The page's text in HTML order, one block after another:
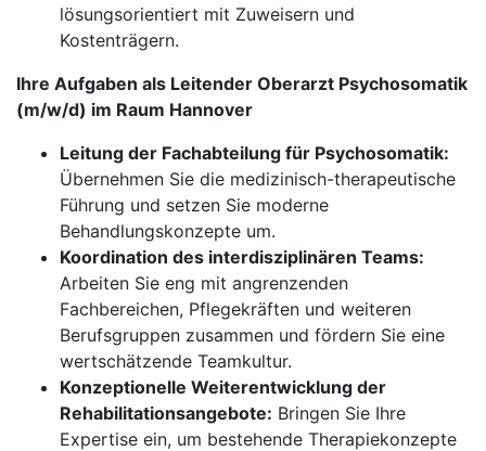
lösungsorientiert mit Zuweisern und
Kostenträgern.
Ihre Aufgaben als Leitender Oberarzt Psychosomatik
(m/w/d) im Raum Hannover
Leitung der Fachabteilung für Psychosomatik:
Übernehmen Sie die medizinisch-therapeutische
Führung und setzen Sie moderne
Behandlungskonzepte um.
Koordination des interdisziplinären Teams:
Arbeiten Sie eng mit angrenzenden
Fachbereichen, Pflegekräften und weiteren
Berufsgruppen zusammen und fördern Sie eine
wertschätzende Teamkultur.
Konzeptionelle Weiterentwicklung der
Rehabilitationsangebote: Bringen Sie Ihre
Expertise ein, um bestehende Therapiekonzepte